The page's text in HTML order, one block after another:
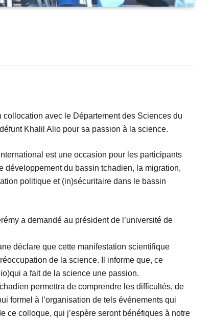
avec le Département des Sciences du
Khalil Alio pour sa passion à la science.
est une occasion pour les participants
développement du bassin tchadien, la migration,
politique et (in)sécuritaire dans le bassin
a demandé au président de l’université de
déclare que cette manifestation scientifique
de la science. Il informe que, ce
a fait de la science une passion.
permettra de comprendre les difficultés, de
formel à l’organisation de tels événements qui
ce colloque, qui j’espère seront bénéfiques à notre